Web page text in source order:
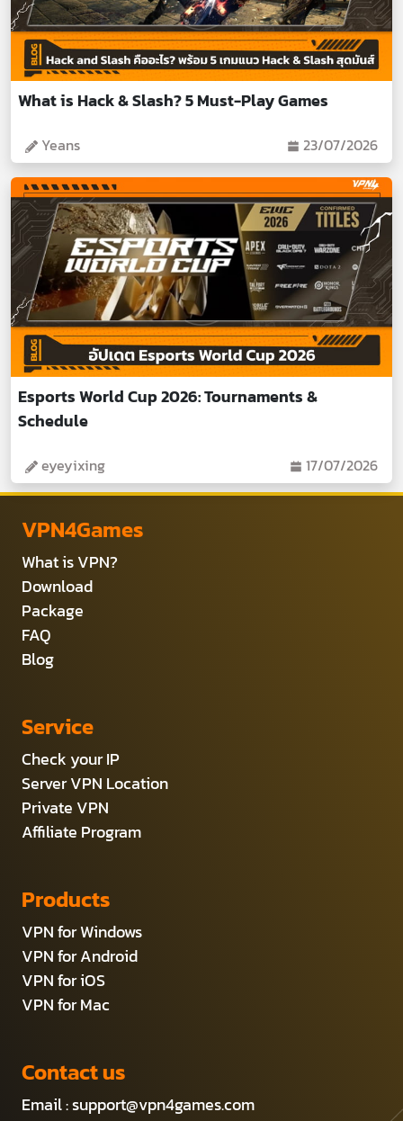
What is Hack & Slash? 5 Must-Play Games
Yeans 23/07/2026
Esports World Cup 2026: Tournaments &
Schedule
eyeyixing 17/07/2026
VPN4Games
What is VPN?
Download
Package
FAQ
Blog
Service
Check your IP
Server VPN Location
Private VPN
Affiliate Program
Products
VPN for Windows
VPN for Android
VPN for iOS
VPN for Mac
Contact us
Email :support@vpn4games.com